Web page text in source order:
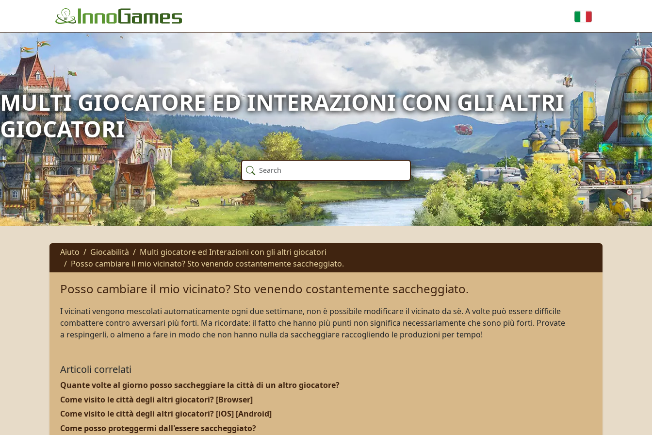
MULTI GIOCATORE ED INTERAZIONI CON GLI ALTRI
GIOCATORI
Aiuto Giocabilità
Multi giocatore ed Interazioni con gli altri giocatori
Posso cambiare il mio vicinato? Sto venendo costantemente saccheggiato.
Posso cambiare il mio vicinato? Sto venendo costantemente saccheggiato.
I vicinati vengono mescolati automaticamente ogni due settimane, non è possibile modificare il vicinato da sè. A volte può essere difficile
combattere contro avversari più forti. Ma ricordate: il fatto che hanno più punti non significa necessariamente chesono più forti. Provate
a respingerli, o almeno a fare in modo che non hanno nulla da saccheggiare raccogliendo le produzioni per tempo!
Articoli correlati
Quante volte al giorno posso saccheggiare la città di un altro giocatore?
Come visito le città degli altri giocatori? [Browser]
Come visito le città degli altri giocatori? [iOS] [Android]
Come posso proteggermi dall'essere saccheggiato?